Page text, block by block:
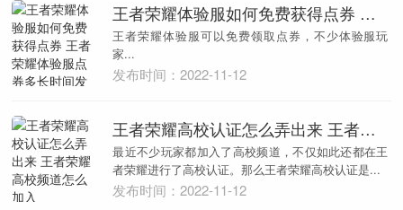
王者荣耀体验服如何免费获得点券 王者荣耀体验服点券多长时间发一次
王者荣耀体验服可以免费领取点券，不少体验服玩
家...
发布时间：2022-11-12
王者荣耀高校认证怎么弄出来 王者荣耀高校频道怎么加入
最近不少玩家都加入了高校频道，不仅如此还都在王
者荣耀进行了高校认证。那么王者荣耀高校认证是...
发布时间：2022-11-12